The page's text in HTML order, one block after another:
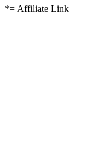
*= Affiliate Link